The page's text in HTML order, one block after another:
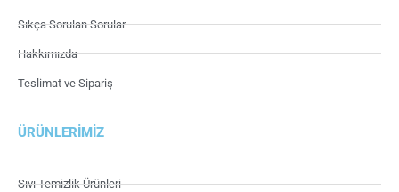
Sıkça Sorulan Sorular
Hakkımızda
Teslimat ve Sipariş
ÜRÜNLERIMIZ
Sıvı Temizlik Ürünleri